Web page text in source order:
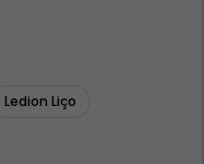
Ledion Liço